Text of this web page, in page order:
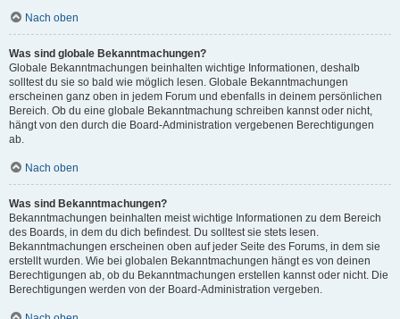
Nach oben
Was sind globale Bekanntmachungen?
Globale Bekanntmachungen beinhalten wichtige Informationen, deshalb
solltest du sie so bald wie möglich lesen. Globale Bekanntmachungen
erscheinen ganz oben in jedem Forum und ebenfalls in deinem persönlichen
Bereich. Ob du eine globale Bekanntmachung schreiben kannst oder nicht,
hängt von den durch die Board-Administration vergebenen Berechtigungen
ab.
Nach oben
Was sind Bekanntmachungen?
Bekanntmachungen beinhalten meist wichtige Informationen zu dem Bereich
des Boards, in dem du dich befindest. Du solltest sie stets lesen.
Bekanntmachungen erscheinen oben auf jeder Seite des Forums, in dem sie
erstellt wurden. Wie bei globalen Bekanntmachungen hängt es von deinen
Berechtigungen ab, ob du Bekanntmachungen erstellen kannst oder nicht. Die
Berechtigungen werden von der Board-Administration vergeben.